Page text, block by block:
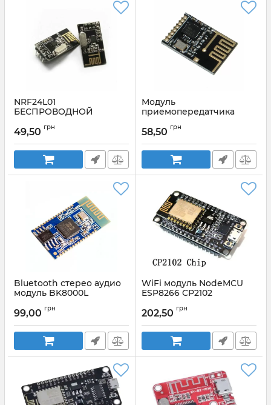
NRF24L01
БЕСПРОВОДНОЙ
ПЕРЕДАТЧИК И
Артикул: NRF24L01
49,50 грн
Модуль
приемопередатчика
Артикул:
58,50 грн
Bluetooth стерео аудио
модуль BK8000L
99,00 грн
WiFi модуль NodeMCU
ESP8266 CP2102
202,50 грн